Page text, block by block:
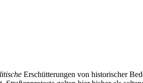
Erschütterungen von historischer